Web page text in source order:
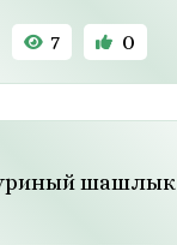
7 0
шашлык